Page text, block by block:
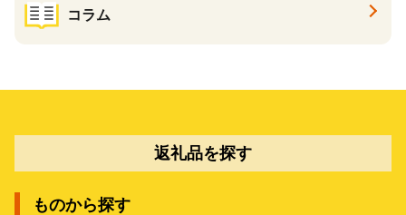
コラム
返礼品を探す
ものから探す